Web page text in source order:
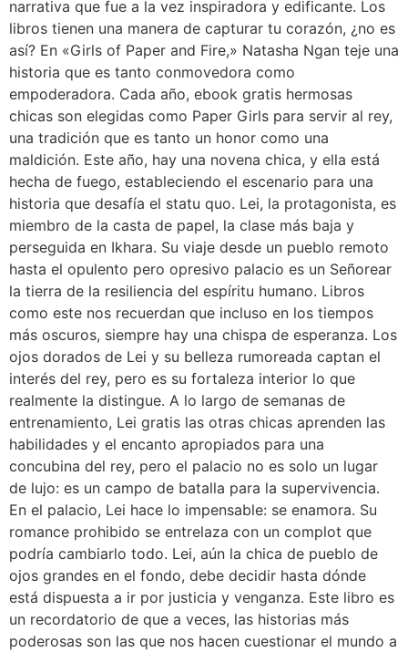
narrativa que fue a la vez inspiradora y edificante. Los
libros tienen una manera de capturar tu corazón, ¿no es
así? En «Girls of Paper and Fire,» Natasha Ngan teje una
historia que es tanto conmovedora como
empoderadora. Cada año, ebook gratis hermosas
chicas son elegidas como Paper Girls para servir al rey,
una tradición que es tanto un honor como una
maldición. Este año, hay una novena chica, y ella está
hecha de fuego, estableciendo el escenario para una
historia que desafía el statu quo. Lei, la protagonista, es
miembro de la casta de papel, la clase más baja y
perseguida en Ikhara. Su viaje desde un pueblo remoto
hasta el opulento pero opresivo palacio es un Señorear
la tierra de la resiliencia del espíritu humano. Libros
como este nos recuerdan que incluso en los tiempos
más oscuros, siempre hay una chispa de esperanza. Los
ojos dorados de Lei y su belleza rumoreada captan el
interés del rey, pero es su fortaleza interior lo que
realmente la distingue. A lo largo de semanas de
entrenamiento, Lei gratis las otras chicas aprenden las
habilidades y el encanto apropiados para una
concubina del rey, pero el palacio no es solo un lugar
de lujo: es un campo de batalla para la supervivencia.
En el palacio, Lei hace lo impensable: se enamora. Su
romance prohibido se entrelaza con un complot que
podría cambiarlo todo. Lei, aún la chica de pueblo de
ojos grandes en el fondo, debe decidir hasta dónde
está dispuesta a ir por justicia y venganza. Este libro es
un recordatorio de que a veces, las historias más
poderosas son las que nos hacen cuestionar el mundo a